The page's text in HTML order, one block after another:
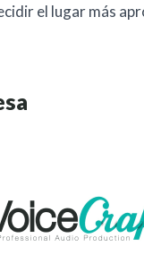
el lugar más